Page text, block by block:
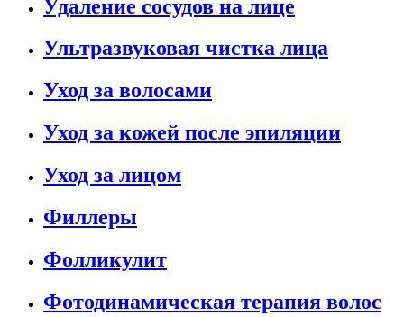
Удаление сосудов на лице
Ультразвуковая чистка лица
Уход за волосами
Уход за кожей после эпиляции
Уход за лицом
Филлеры
Фолликулит
Фотодинамическая терапия волос